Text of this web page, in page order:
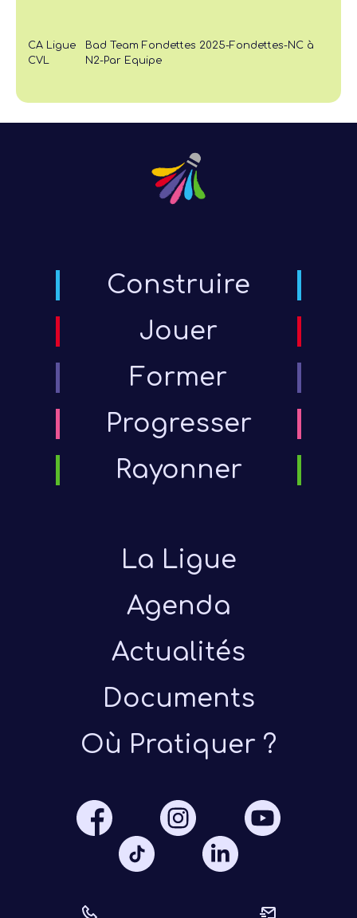
CA Ligue
CVL
Bad Team Fondettes 2025-Fondettes-NC à
N2-Par Equipe
Construire
Jouer
Former
Progresser
Rayonner
La Ligue
Agenda
Actualités
Documents
Où Pratiquer ?